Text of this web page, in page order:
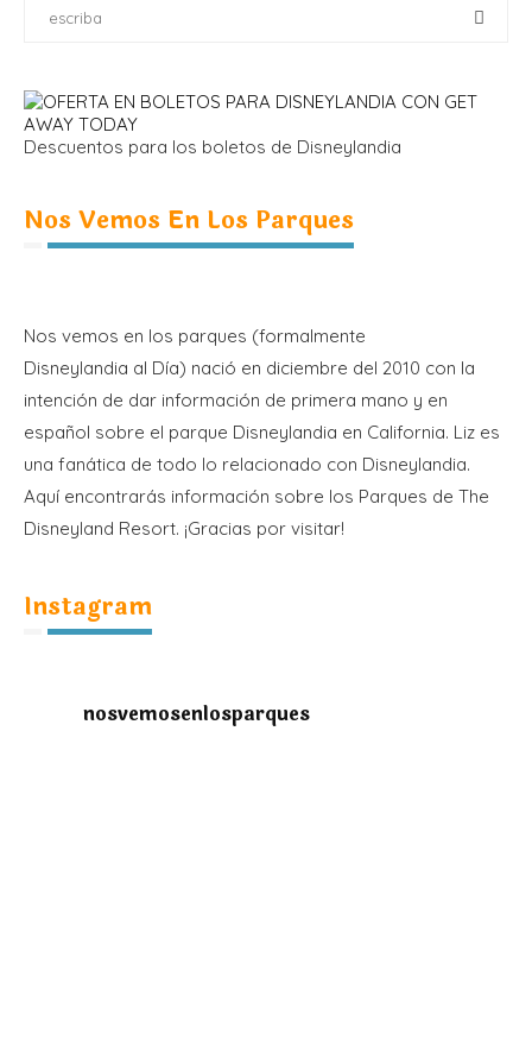
Descuentos para los boletos de Disneylandia
Nos Vemos En Los Parques
Nos vemos en los parques (formalmente
Disneylandia al Día) nació en diciembre del 2010 con la
intención de dar información de primera mano y en
español sobre el parque Disneylandia en California. Liz es
una fanática de todo lo relacionado con Disneylandia.
Aquí encontrarás información sobre los Parques de The
Disneyland Resort. ¡Gracias por visitar!
Instagram
nosvemosenlosparques